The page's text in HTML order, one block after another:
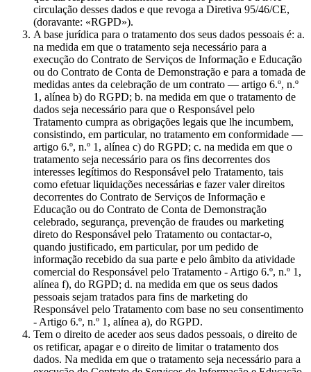
circulação desses dados e que revoga a Diretiva 95/46/CE,
(doravante: «RGPD»).
A base jurídica para o tratamento dos seus dados pessoais é: a.
na medida em que o tratamento seja necessário para a
execução do Contrato de Serviços de Informação e Educação
ou do Contrato de Conta de Demonstração e para a tomada de
medidas antes da celebração de um contrato — artigo 6.º, n.º
1, alínea b) do RGPD; b. na medida em que o tratamento de
dados seja necessário para que o Responsável pelo
Tratamento cumpra as obrigações legais que lhe incumbem,
consistindo, em particular, no tratamento em conformidade —
artigo 6.º, n.º 1, alínea c) do RGPD; c. na medida em que o
tratamento seja necessário para os fins decorrentes dos
interesses legítimos do Responsável pelo Tratamento, tais
como efetuar liquidações necessárias e fazer valer direitos
decorrentes do Contrato de Serviços de Informação e
Educação ou do Contrato de Conta de Demonstração
celebrado, segurança, prevenção de fraudes ou marketing
direto do Responsável pelo Tratamento ou contactar-o,
quando justificado, em particular, por um pedido de
informação recebido da sua parte e pelo âmbito da atividade
comercial do Responsável pelo Tratamento - Artigo 6.º, n.º 1,
alínea f), do RGPD; d. na medida em que os seus dados
pessoais sejam tratados para fins de marketing do
Responsável pelo Tratamento com base no seu consentimento
- Artigo 6.º, n.º 1, alínea a), do RGPD.
Tem o direito de aceder aos seus dados pessoais, o direito de
os retificar, apagar e o direito de limitar o tratamento dos
dados. Na medida em que o tratamento seja necessário para a